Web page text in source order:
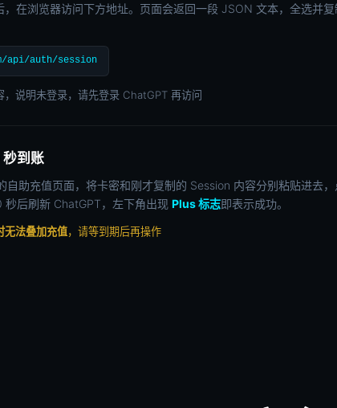
，在浏览器访问下方地址。页面会返回一段 JSON 文本，全选并复
api/auth/session
，说明未登录，请先登录 ChatGPT 再访问
秒到账
自助充值页面，将卡密和刚才复制的 Session 内容分别粘贴进去，
秒后刷新 ChatGPT，左下角出现 Plus 标志即表示成功。
无法叠加充值，请等到期后再操作